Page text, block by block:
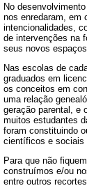
No
nos enredaram, em
intencionalidades,
de intervenções na
seus novos
Nas escolas de
graduados em
os conceitos em
uma relação
geração parental, e
muitos estudantes
foram constituindo
científicos e sociais
Para que não
construímos e/ou
entre outros